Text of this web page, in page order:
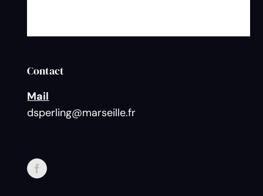
Contact
Mail
dsperling@marseille.fr